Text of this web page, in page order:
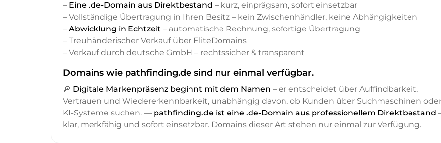
– Eine .de-Domain aus Direktbestand – kurz, einprägsam, sofort einsetzbar
– Vollständige Übertragung in Ihren Besitz – kein Zwischenhändler, keine Abhängigkeiten
– Abwicklung in Echtzeit – automatische Rechnung, sofortige Übertragung
– Treuhänderischer Verkauf über EliteDomains
– Verkauf durch deutsche GmbH – rechtssicher & transparent
Domains wie pathfinding.de sind nur einmal verfügbar.
🔎 Digitale Markenpräsenz beginnt mit dem Namen – er entscheidet über Auffindbarkeit,
Vertrauen und Wiedererkennbarkeit, unabhängig davon, ob Kunden über Suchmaschinen oder
KI-Systeme suchen. — pathfinding.de ist eine .de-Domain aus professionellem Direktbestand
klar, merkfähig und sofort einsetzbar. Domains dieser Art stehen nur einmal zur Verfügung.